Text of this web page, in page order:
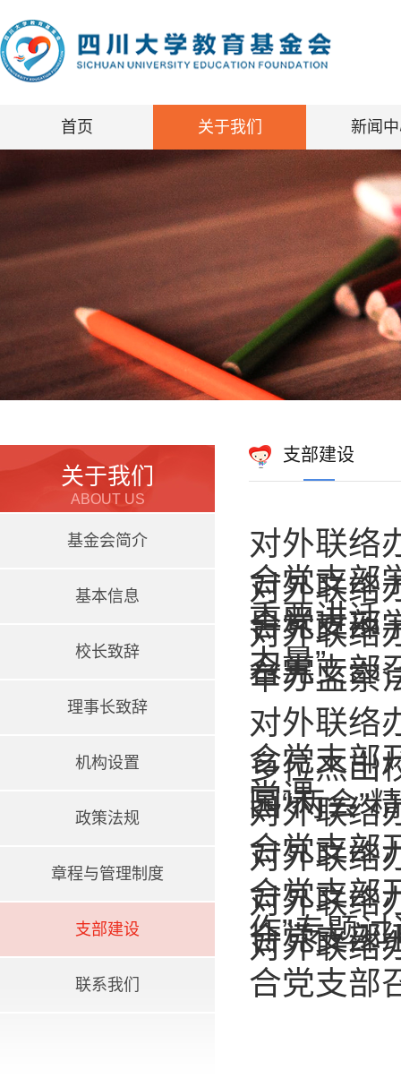
首页 关于我们 新闻
关于我们
ABOUT US
基金会简介
基本信息
校长致辞
理事长致辞
机构设置
政策法规
章程与管理制度
支部建设
联系我们
支部建设
对外联络
合党支部
重要讲话
对外联络
合党支部
力量”
对外联络
合党支部
举办监察
对外联络
合党支部
党课
多位杰出
国“两会”
对外联络
合党支部
对外联络
合党支部
作”专题讨
对外联络
合党支部
对外联络
合党支部